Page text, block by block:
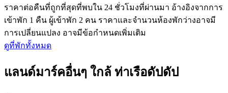
ราคาต่อคืนที่ถูกที่สุดที่พบใน 24 ชั่วโมงที่ผ่านมา อ้างอิงจากการ
เข้าพัก 1 คืน ผู้เข้าพัก 2 คน ราคาและจำนวนห้องพักว่างอาจมี
การเปลี่ยนแปลง อาจมีข้อกำหนดเพิ่มเติม
ดูที่พักทั้งหมด
แลนด์มาร์คอื่นๆ ใกล้ ท่าเรือดัปดัป